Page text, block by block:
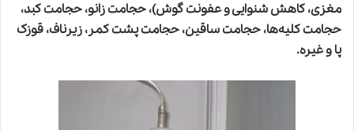
مغزی، کاهش شنوایی و عفونت گوش)، حجامت زانو، حجامت کبد،
حجامت کلیه‌ها، حجامت ساقین، حجامت پشت کمر، زیرناف، قوزک
پا و غیره.